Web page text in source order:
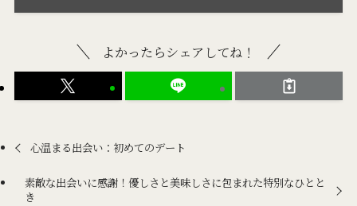
よかったらシェアしてね！
心温まる出会い：初めてのデート
素敵な出会いに感謝！優しさと美味しさに包まれた特別なひとと
き